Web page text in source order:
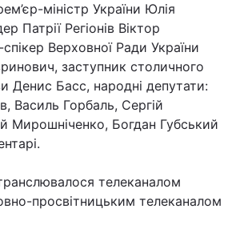
міністр України Юлія
Патрії Регіонів Віктор
Верховної Ради України
заступник столичного
Денис Басс, народні депутати:
Василь Горбаль, Сергій
Мирошніченко, Богдан Губський
телеканалом
просвітницьким телеканалом